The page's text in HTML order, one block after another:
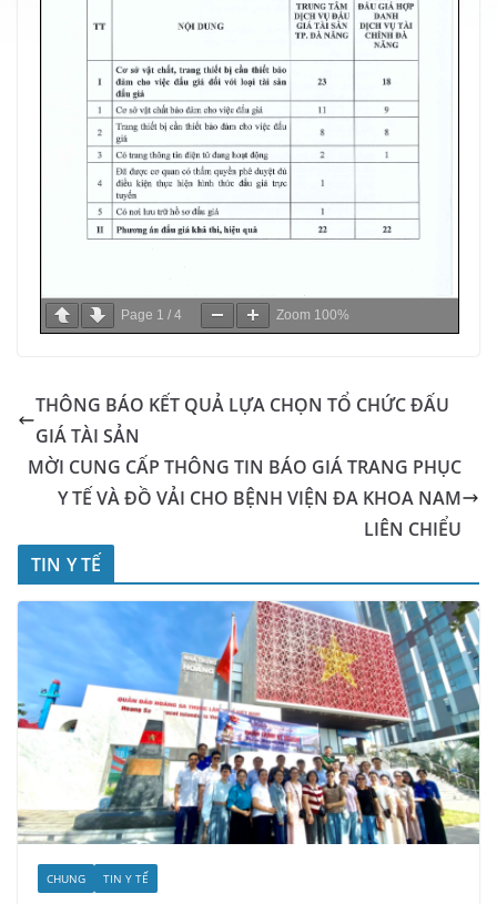
Page 1 / 4 Zoom 100%
THÔNG BÁO KẾT QUẢ LỰA CHỌN TỔ CHỨC ĐẤU
GIÁ TÀI SẢN
MỜI CUNG CẤP THÔNG TIN BÁO GIÁ TRANG PHỤC
Y TẾ VÀ ĐỒ VẢI CHO BỆNH VIỆN ĐA KHOA NAM
LIÊN CHIỂU
TIN Y TẾ
CHUNG TIN Y TẾ